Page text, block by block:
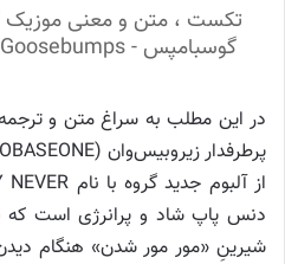
تکست ، متن و معنی موزیک
گوسبامپس - Goosebumps به معنای مور مور شدن
دنس پاپ شاد و پرانرژی است که
شیرینِ «مور مور شدن» هنگام